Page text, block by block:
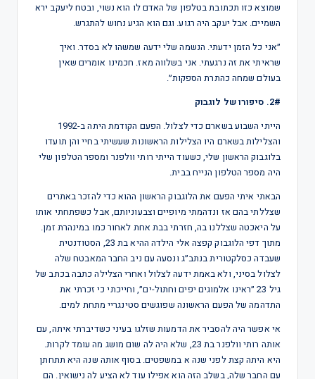
שמוצא כזו תכתובת בטלפון של האדם לו הוא נשוי, ובטח ליעקב ירא
השמיים. אבל יעקב היה רגוע. וגם הוא הגיע נחוש להתגרש.
״אני כל הזמן ידעתי. הנשמה שלי ידעה שמשהו לא בסדר. ואיך
שראיתי את זה נרגעתי. אני בשלווה מאז. חכמינו אומרים שאין
בעולם שמחה כהתרת הספקות״.
2#. סיפורו של לוגבוק
הייתי השבוע בשארם כדי לצלול. הפעם הקודמת היתה ב-1992
והצלילות בשארם היו הצלילות הראשונות שעשיתי בחיי והן תועדו
בלוגבוק הראשון שלי, כשעוד הייתי רותי וולפנר ומספר הטלפון שלי
היה מספר הטלפון הנייח בבית.
הבאתי איתי הפעם את הלוגבוק הראשון ההוא כדי להזכר באתרים
שצללתי בהם אז ונדהמתי מיופיים וצבעוניותם, אבל כשפתחתי אותו
על היאכטה שצללנו בה, חזרתי בבת אחת לאחור כמו במינהרת זמן.
מתוך דפי הלוגבוק קפצה אלי הילדה ההיא בת 23, הסטודנטית
שעבדה כסלקטורית בנתב״ג ונסעה עם ניב החבר המאבטח שלה
לצלול בסיני, ולא באמת ידעה לצלול ואחרי הצלילה כתבה בכתב של
גיל 23 ״ראינו אלמוגים יפים וחתול-ים״, וחייכתי כי זכרתי את
התדהמה של הפעם הראשונה שפוגשים סטינגריי מתחת למים.
אי אפשר היה להסביר את הדמעות שזלגו בעיני כשדיברתי איתה, עם
אותה רותי וולפנר בת 23, שלא היה לה שום מושג מה עומד לקרות.
היא היתה קצת לפני שנה א במשפטים. בסוף אותה שנה היא תתחתן
עם החבר שלה, בשלב הזה הוא אפילו עוד לא הציע לה נישואין. הם